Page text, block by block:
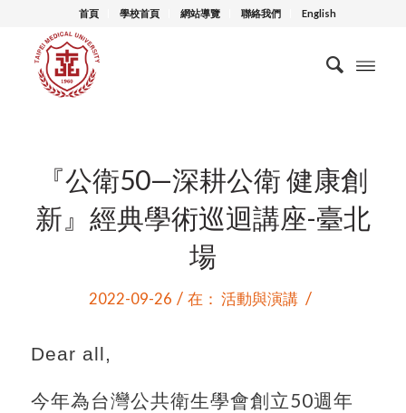
首頁 學校首頁 網站導覽 聯絡我們 English
『公衛50—深耕公衛 健康創
新』經典學術巡迴講座-臺北
場
2022-09-26 / 在：活動與演講 /
Dear all,
今年為台灣公共衛生學會創立50週年